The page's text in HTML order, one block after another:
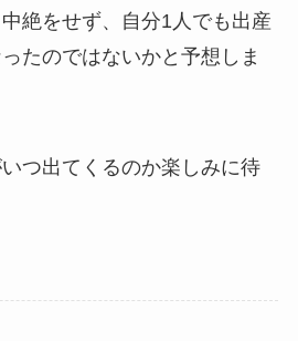
絶をせず、自分1人でも出産
たのではないかと予想しま
つ出てくるのか楽しみに待